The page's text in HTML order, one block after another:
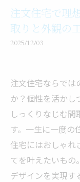
注文住宅で理
取りと外観の
2025/12/03
注文住宅ならでは
か？個性を活かし
しっくりなじむ
す。一生に一度の
住宅にはおしゃれ
てを叶えたいもの
デザインを実現す